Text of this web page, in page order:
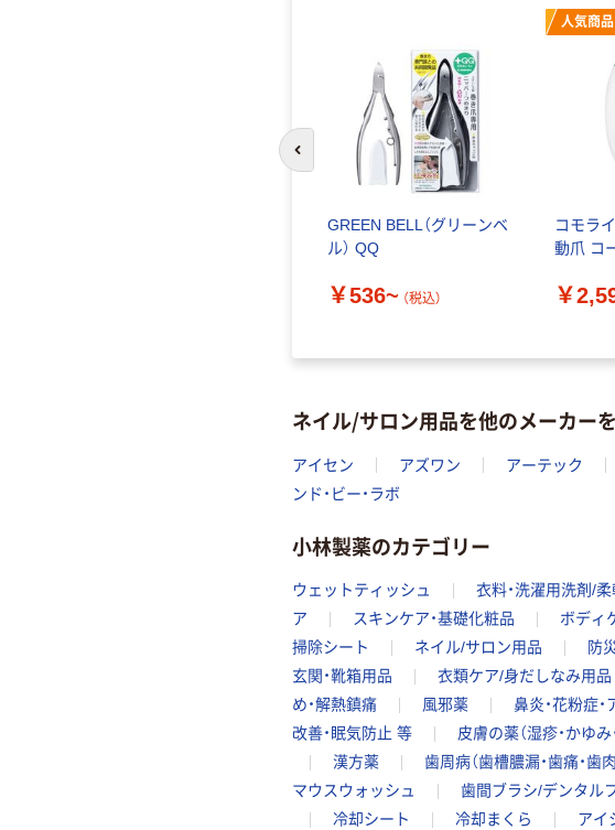
GREEN BELL（グリーンベ
ル） QQ
￥536~ （税込）
人気商品
コモラ
動爪 コ
￥
前のスライドへ
ネイル/サロン用品を他のメーカー
アイセン アズワン アーテック
ンド・ビー・ラボ
小林製薬のカテゴリー
ウェットティッシュ 衣料・洗濯用洗剤/柔
ア
スキンケア・基礎化粧品 ボディ
掃除シート
ネイル/サロン用品 防
玄関・靴箱用品
衣類ケア/身だしなみ用品
め・解熱鎮痛
風邪薬 鼻炎・花粉症
改善・眠気防止 等
皮膚の薬（湿疹・かゆみ
漢方薬
歯周病（歯槽膿漏・歯痛・歯
マウスウォッシュ
歯間ブラシ/デンタル
冷却シート
冷却まくら アイ